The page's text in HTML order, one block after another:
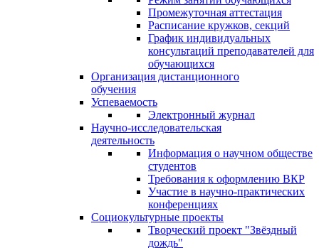
Промежуточная аттестация
Расписание кружков, секций
График индивидуальных
консультаций преподавателей для
обучающихся
Организация дистанционного
обучения
Успеваемость
Электронный журнал
Научно-исследовательская
деятельность
Информация о научном обществе
студентов
Требования к оформлению ВКР
Участие в научно-практических
конференциях
Социокультурные проекты
Творческий проект "Звёздный
дождь"